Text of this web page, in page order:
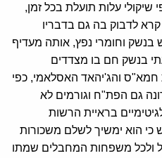
עלות תועלת בכל זמן,
לדבוק בה גם בדבריו
בנשק וחומרי נפץ, אותה מעדיף
בנשק חם בו מצדדים
חמא"ס והג'יהאד האסלאמי, כפי
גם הפת"ח וגורמים לא
בראיית הרשות
כי הוא ימשיך לשלם משכורות
ולכל משפחות המחבלים שמתו